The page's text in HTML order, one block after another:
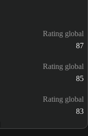
Rating global
87
Rating global
85
Rating global
83